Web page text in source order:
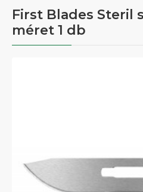
First Blades Steril
méret 1 db